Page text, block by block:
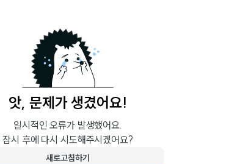
앗, 문제가 생겼어요!
일시적인 오류가 발생했어요.
잠시 후에 다시 시도해주시겠어요?
새로고침하기